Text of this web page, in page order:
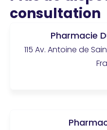
consultation
Pharmacie
115 Av. Antoine de